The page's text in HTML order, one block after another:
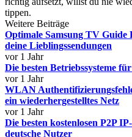
tippen.
Weitere Beiträge
Optimale Samsung TV Guide
deine Lieblingssendungen
vor 1 Jahr
Die besten Betriebssysteme
vor 1 Jahr
WLAN
ein wiederhergestelltes Netz
vor 1 Jahr
Die besten kostenlosen P2P
deutsche Nutzer